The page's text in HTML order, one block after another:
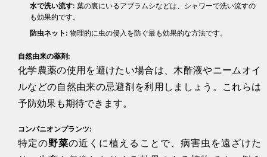
水で洗い流す: 葉の裏にいるアブラムシなどは、シャワーで洗い流すの
も効果的です。
防虫ネット: 物理的に虫の侵入を防ぐ最も効果的な方法です。
自然由来の薬剤:
化学農薬の使用を避けたい場合は、木酢液やニームオイ
ルなどの自然由来の忌避剤を利用しましょう。これらは
予防効果も期待できます。
コンパニオンプランツ:
特定の野菜の近くに植えることで、病害虫を遠ざけた